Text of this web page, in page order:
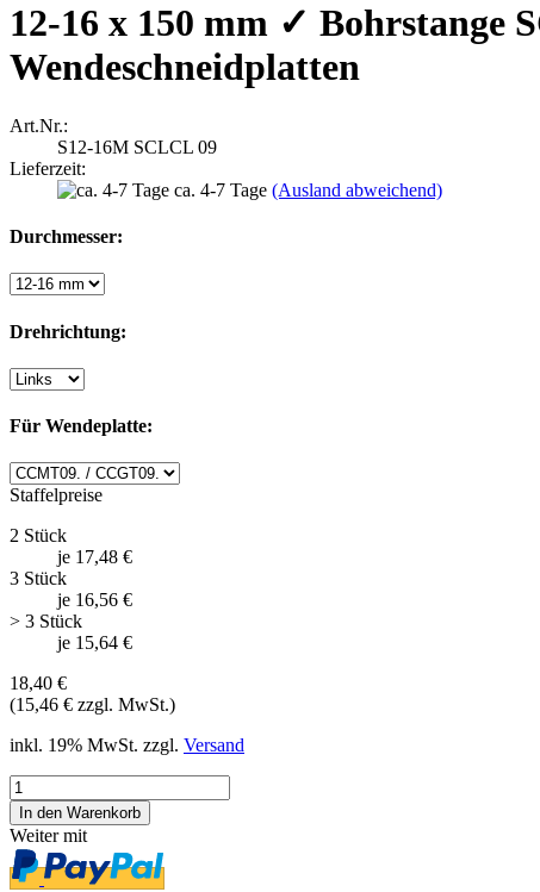
12-16 x 150 mm ✓ Bohrstange
Wendeschneidplatten
Art.Nr.:
S12-16M SCLCL 09
Lieferzeit:
ca. 4-7 Tage (Ausland abweichend)
Durchmesser:
Drehrichtung:
Für Wendeplatte:
Staffelpreise
2 Stück
je 17,48 €
3 Stück
je 16,56 €
> 3 Stück
je 15,64 €
18,40 €
(15,46 € zzgl. MwSt.)
inkl. 19% MwSt. zzgl. Versand
Weiter mit